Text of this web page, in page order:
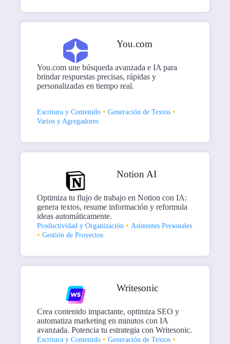
You.com
You.com une búsqueda avanzada e IA para
brindar respuestas precisas, rápidas y
personalizadas en tiempo real.
Escritura y Contenido • Generación de Textos •
Varios y Agregadores
Notion AI
Optimiza tu flujo de trabajo en Notion con IA:
genera textos, resume información y reformula
ideas automáticamente.
Productividad y Organización • Asistentes Personales
• Gestión de Proyectos
Writesonic
Crea contenido impactante, optimiza SEO y
automatiza marketing en minutos con IA
avanzada. Potencia tu estrategia con Writesonic.
Escritura y Contenido • Generación de Textos •